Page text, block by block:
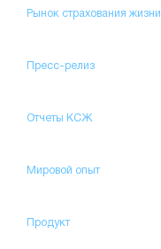
Рынок страхования жизни
Пресс-релиз
Отчеты КСЖ
Мировой опыт
Продукт